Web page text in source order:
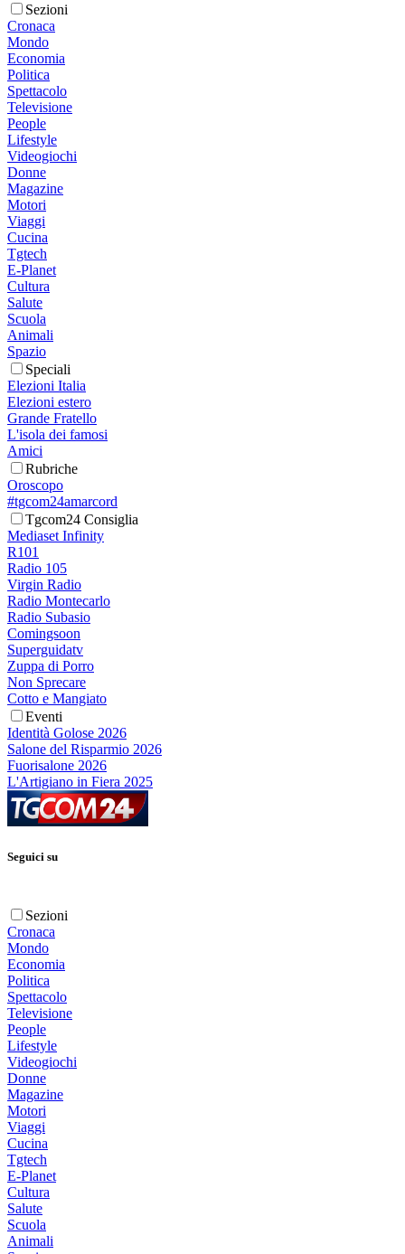
Sezioni
Cronaca
Mondo
Economia
Politica
Spettacolo
Televisione
People
Lifestyle
Videogiochi
Donne
Magazine
Motori
Viaggi
Cucina
Tgtech
E-Planet
Cultura
Salute
Scuola
Animali
Spazio
Speciali
Elezioni Italia
Elezioni estero
Grande Fratello
L'isola dei famosi
Amici
Rubriche
Oroscopo
#tgcom24amarcord
Tgcom24 Consiglia
Mediaset Infinity
R101
Radio 105
Virgin Radio
Radio Montecarlo
Radio Subasio
Comingsoon
Superguidatv
Zuppa di Porro
Non Sprecare
Cotto e Mangiato
Eventi
Identità Golose 2026
Salone del Risparmio 2026
Fuorisalone 2026
L'Artigiano in Fiera 2025
Seguici su
Sezioni
Cronaca
Mondo
Economia
Politica
Spettacolo
Televisione
People
Lifestyle
Videogiochi
Donne
Magazine
Motori
Viaggi
Cucina
Tgtech
E-Planet
Cultura
Salute
Scuola
Animali